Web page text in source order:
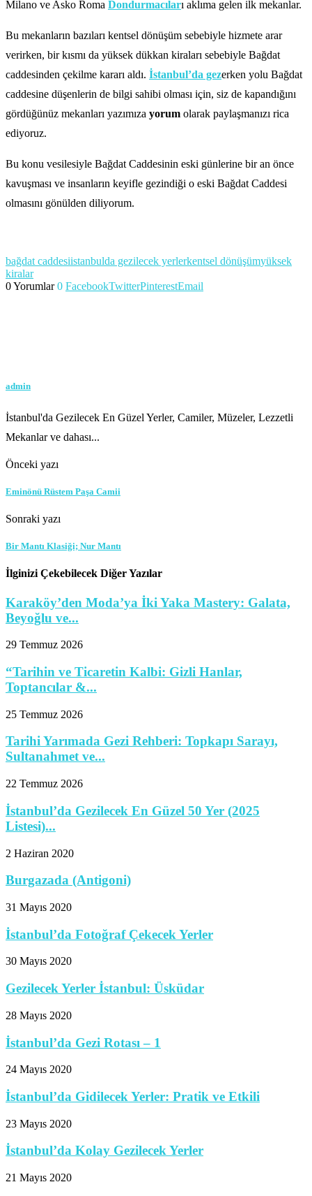
Milano ve Asko Roma Dondurmacıları aklıma gelen ilk mekanlar.
Bu mekanların bazıları kentsel dönüşüm sebebiyle hizmete arar
verirken, bir kısmı da yüksek dükkan kiraları sebebiyle Bağdat
caddesinden çekilme kararı aldı. İstanbul’da gezerken yolu Bağdat
caddesine düşenlerin de bilgi sahibi olması için, siz de kapandığını
gördüğünüz mekanları yazımıza yorum olarak paylaşmanızı rica
ediyoruz.
Bu konu vesilesiyle Bağdat Caddesinin eski günlerine bir an önce
kavuşması ve insanların keyifle gezindiği o eski Bağdat Caddesi
olmasını gönülden diliyorum.
bağdat caddesiistanbulda gezilecek yerlerkentsel dönüşümyüksek
kiralar
0 Yorumlar 0 FacebookTwitterPinterestEmail
admin
İstanbul'da Gezilecek En Güzel Yerler, Camiler, Müzeler, Lezzetli
Mekanlar ve dahası...
Önceki yazı
Eminönü Rüstem Paşa Camii
Sonraki yazı
Bir Mantı Klasiği; Nur Mantı
İlginizi Çekebilecek Diğer Yazılar
Karaköy’den Moda’ya İki Yaka Mastery: Galata,
Beyoğlu ve...
29 Temmuz 2026
“Tarihin ve Ticaretin Kalbi: Gizli Hanlar,
Toptancılar &...
25 Temmuz 2026
Tarihi Yarımada Gezi Rehberi: Topkapı Sarayı,
Sultanahmet ve...
22 Temmuz 2026
İstanbul’da Gezilecek En Güzel 50 Yer (2025
Listesi)...
2 Haziran 2020
Burgazada (Antigoni)
31 Mayıs 2020
İstanbul’da Fotoğraf Çekecek Yerler
30 Mayıs 2020
Gezilecek Yerler İstanbul: Üsküdar
28 Mayıs 2020
İstanbul’da Gezi Rotası – 1
24 Mayıs 2020
İstanbul’da Gidilecek Yerler: Pratik ve Etkili
23 Mayıs 2020
İstanbul’da Kolay Gezilecek Yerler
21 Mayıs 2020